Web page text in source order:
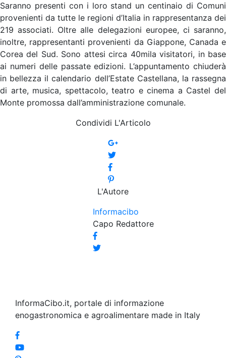
Saranno presenti con i loro stand un centinaio di Comuni
provenienti da tutte le regioni d’Italia in rappresentanza dei
219 associati. Oltre alle delegazioni europee, ci saranno,
inoltre, rappresentanti provenienti da Giappone, Canada e
Corea del Sud. Sono attesi circa 40mila visitatori, in base
ai numeri delle passate edizioni. L’appuntamento chiuderà
in bellezza il calendario dell’Estate Castellana, la rassegna
di arte, musica, spettacolo, teatro e cinema a Castel del
Monte promossa dall’amministrazione comunale.
Condividi L'Articolo
L'Autore
Informacibo
Capo Redattore
InformaCibo.it, portale di informazione
enogastronomica e agroalimentare made in Italy